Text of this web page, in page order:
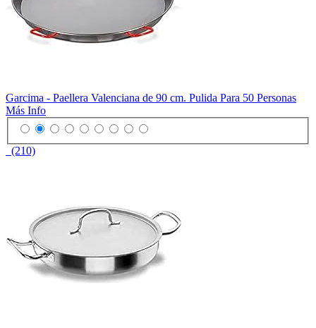
Garcima - Paellera Valenciana de 90 cm. Pulida Para 50 Personas
Más Info
(210)